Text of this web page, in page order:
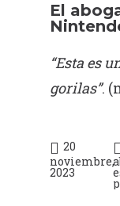
El
“Esta es
gorilas”.
20
noviembre,
2023